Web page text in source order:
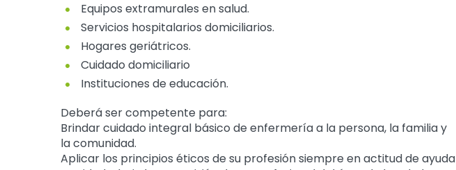
Equipos extramurales en salud.
Servicios hospitalarios domiciliarios.
Hogares geriátricos.
Cuidado domiciliario
Instituciones de educación.
Deberá ser competente para:
Brindar cuidado integral básico de enfermería a la persona, la familia y
la comunidad.
Aplicar los principios éticos de su profesión siempre en actitud de ayuda